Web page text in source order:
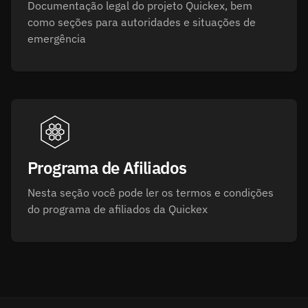
Documentação legal do projeto Quickex, bem
como seções para autoridades e situações de
emergência
Programa de Afiliados
Nesta seção você pode ler os termos e condições
do programa de afiliados da Quickex